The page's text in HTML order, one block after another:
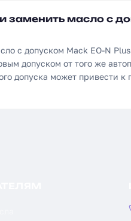
заменить масло с
с допуском Mack EO-N
допуском от того же
допуска может привести